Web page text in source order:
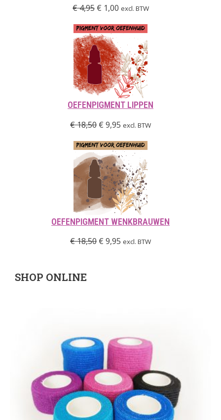
€4,95 € 1,00 excl. BTW
OEFENPIGMENT LIPPEN
€18,50 € 9,95 excl. BTW
OEFENPIGMENT WENKBRAUWEN
€18,50 € 9,95 excl. BTW
SHOP ONLINE